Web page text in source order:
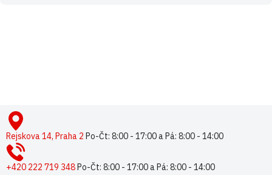
pRejskova 14, Praha 2 Po-Čt: 8:00 - 17:00 a Pá: 8:00 - 14:00
+420 222 719 348Po-Čt: 8:00 - 17:00 a Pá: 8:00 - 14:00